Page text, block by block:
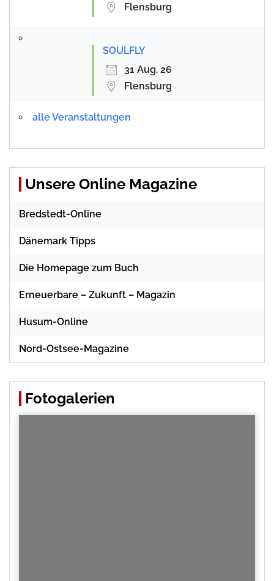
Flensburg
SOULFLY
31 Aug. 26
Flensburg
alle Veranstaltungen
Unsere Online Magazine
Bredstedt-Online
Dänemark Tipps
Die Homepage zum Buch
Erneuerbare – Zukunft – Magazin
Husum-Online
Nord-Ostsee-Magazine
Fotogalerien